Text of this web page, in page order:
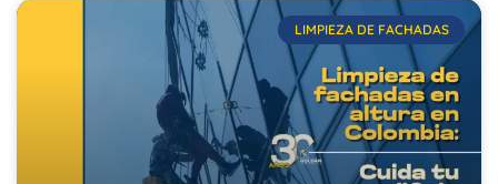
LIMPIEZA DE FACHADAS